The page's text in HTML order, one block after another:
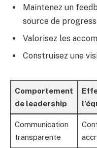
Maintenez un
source de
Valorisez les
Construisez une
Comportement
de leadership
Communication
transparente